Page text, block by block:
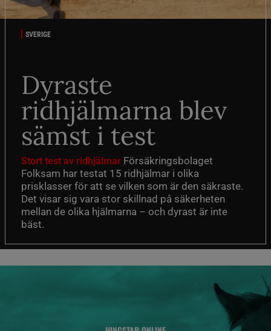
SVERIGE
Dyraste
ridhjälmarna blev
sämst i test
Stort test av ridhjälmar Försäkringsbolaget
Folksam har testat 15 ridhjälmar i olika
prisklasser för att se vilken som är den säkraste.
Det visar sig vara stor skillnad på säkerheten
mellan de olika hjälmarna – och dyrast är inte
bäst.